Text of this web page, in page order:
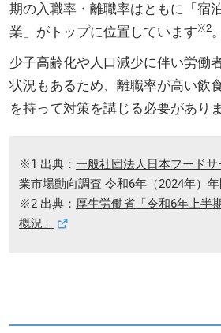
期の入職率・離職率はともに「宿
業」がトップに位置しています※2。
少子高齢化や人口減少に伴い労働
状況もあるため、離職率が高い飲
を持って対策を講じる必要がありま
※1 出典： 一般社団法人日本フード
業市場動向調査 令和6年（2024年）年
※2 出典： 厚生労働省「令和6年上半
概況」